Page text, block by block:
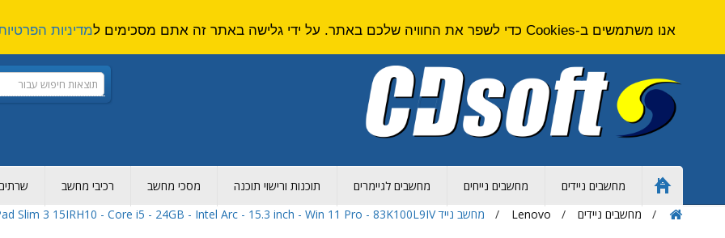
Home
Page
מחשבים ניידים מחשבים נייחים מחשבים לגיימרים תוכנות ורישוי תוכנה מסכי מחשב רכיבי מחשב שרתים
מחשבים ניידים
Lenovo מחשב נייד Lenovo IdeaPad Slim 3 15IRH10 - Core i5 - 24GB - Intel Arc - 15.3 inch - Win 11 Pro - 83K100L9IV
אנו משתמשים ב-Cookies כדי לשפר את החוויה שלכם באתר. על ידי גלישה באתר זה אתם מסכימים ל מדיניות